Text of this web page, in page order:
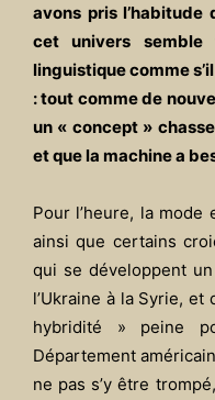
avons pris l’habitude
cet univers semble
linguistique comme
: tout comme de
un « concept »
et que la machine a
Pour l’heure, la
ainsi que certains
qui se développent
l’Ukraine à la Syrie, et
hybridité » peine
Département
ne pas s’y être